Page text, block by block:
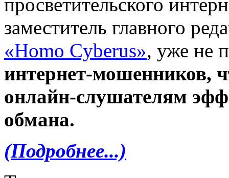
просветительского
заместитель главного
«Homo Cyberus», уже не
интернет-мошенников,
онлайн-слушателям
обмана.
(Подробнее...)